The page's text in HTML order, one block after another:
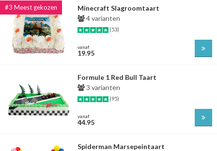
Minecraft Slagroomtaart
4 varianten
(53)
vanaf
19.95
Formule 1 Red Bull Taart
3 varianten
(95)
vanaf
44.95
Spiderman Marsepeintaart